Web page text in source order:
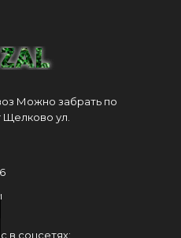
Можно забрать по
Щелково ул.
в соцсетях: